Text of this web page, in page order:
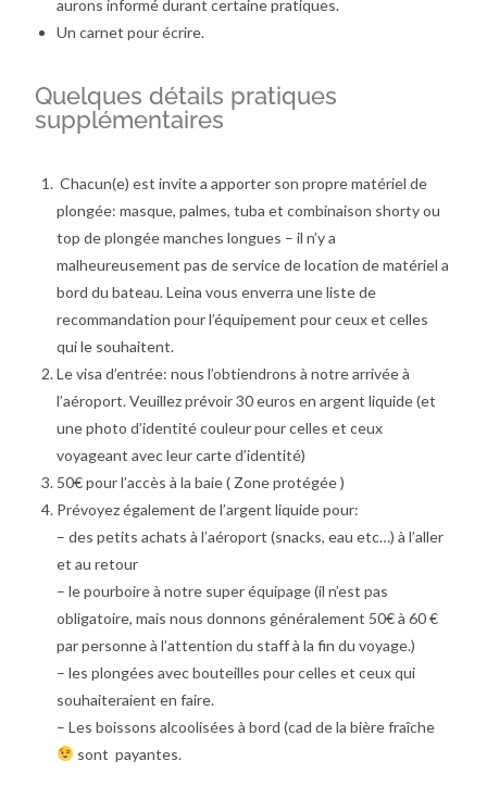
aurons informé durant certaine pratiques.
Un carnet pour écrire.
Quelques détails pratiques
supplémentaires
Chacun(e) est invite a apporter son propre matériel de
plongée: masque, palmes, tuba et combinaison shorty ou
top de plongée manches longues – il n’y a
malheureusement pas de service de location de matériel a
bord du bateau. Leina vous enverra une liste de
recommandation pour l’équipement pour ceux et celles
qui le souhaitent.
Le visa d’entrée: nous l’obtiendrons à notre arrivée à
l’aéroport. Veuillez prévoir 30 euros en argent liquide (et
une photo d’identité couleur pour celles et ceux
voyageant avec leur carte d’identité)
50€ pour l’accès à la baie ( Zone protégée )
Prévoyez également de l’argent liquide pour:
– des petits achats à l’aéroport (snacks, eau etc…) à l’aller
et au retour
– le pourboire à notre super équipage (il n’est pas
obligatoire, mais nous donnons généralement 50€ à 60 €
par personne à l’attention du staff à la fin du voyage.)
– les plongées avec bouteilles pour celles et ceux qui
souhaiteraient en faire.
– Les boissons alcoolisées à bord (cad de la bière fraîche
sont payantes.